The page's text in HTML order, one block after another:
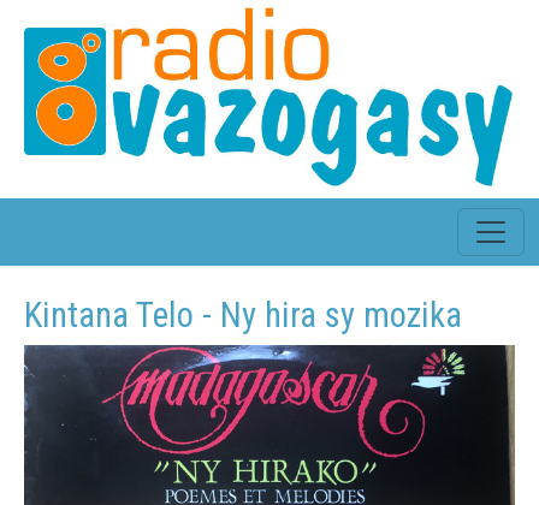
Kintana Telo - Ny hira sy mozika